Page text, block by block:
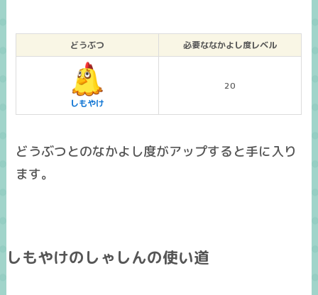
どうぶつ 必要ななかよし度レベル
しもやけ
20
どうぶつとのなかよし度がアップすると手に入り
ます。
しもやけのしゃしんの使い道